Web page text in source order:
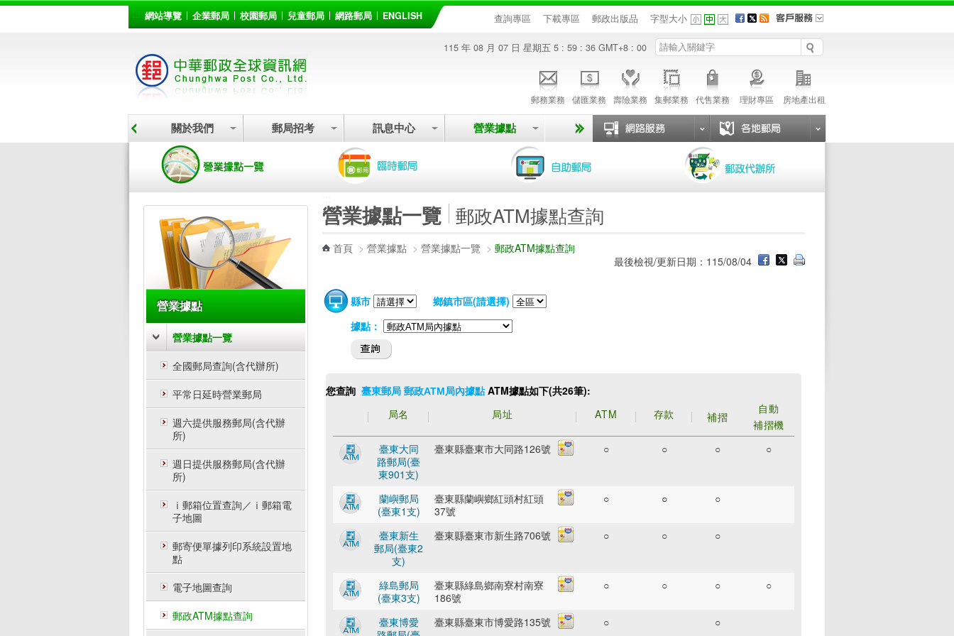
::: 網站導覽 企業郵局 校園郵局 兒童郵局 網路郵局 ENGLISH 查詢專區 下載專區 郵政出版品 字型大小
115 年 08 月 07 日 星期五 5 : 59 : 36 GMT+8 : 00
郵務業務 儲匯業務 壽險業務 集郵業務 代售業務 理財專區 房地產出租
關於我們 郵局招考 訊息中心 營業據點
營業據點
營業據點一覽
全國郵局查詢(含代辦所)
平常日延時營業郵局
週六提供服務郵局(含代辦
所)
週日提供服務郵局(含代辦
所)
ｉ郵箱位置查詢／ｉ郵箱電
子地圖
郵寄便單據列印系統設置地
點
電子地圖查詢
郵政ATM據點查詢
營業據點一覽 郵政ATM據點查詢
首頁 > 營業據點 > 營業據點一覽 > 郵政ATM據點查詢
最後檢視/更新日期：115/08/04
縣市
鄉鎮市區(請選擇)
據點：
您查詢 臺東郵局 郵政ATM局內據點 ATM據點如下(共26筆):
局名
局址 ATM 存款 補摺
自動
補摺機
臺東大同
路郵局(臺
東901支)
臺東縣臺東市大同路126號 ○ ○ ○ ○
蘭嶼郵局
(臺東1支)
臺東縣蘭嶼鄉紅頭村紅頭
37號
○ ○ ○
臺東新生
郵局(臺東2
支)
臺東縣臺東市新生路706號 ○ ○ ○
綠島郵局
(臺東3支)
臺東縣綠島鄉南寮村南寮
186號
○ ○ ○ ○
臺東博愛
臺東縣臺東市博愛路135號 ○ ○